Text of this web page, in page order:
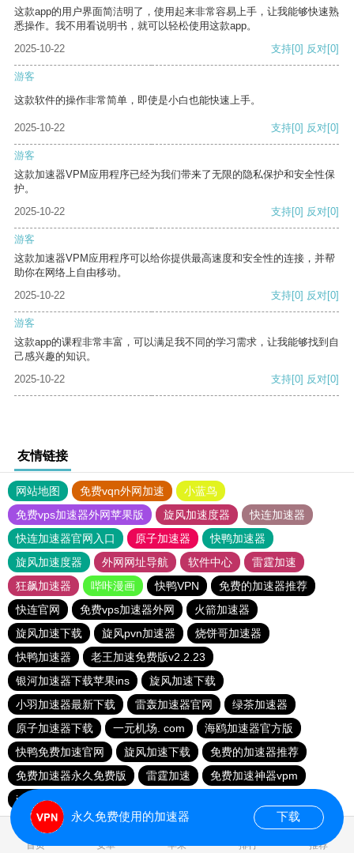
这款app的用户界面简洁明了，使用起来非常容易上手，让我能够快速熟
悉操作。我不用看说明书，就可以轻松使用这款app。
2025-10-22
支持[0] 反对[0]
游客
这款软件的操作非常简单，即使是小白也能快速上手。
2025-10-22 支持[0] 反对[0]
游客
这款加速器VPM应用程序已经为我们带来了无限的隐私保护和安全性保
护。
2025-10-22
支持[0] 反对[0]
游客
这款加速器VPM应用程序可以给你提供最高速度和安全性的连接，并帮
助你在网络上自由移动。
2025-10-22
支持[0] 反对[0]
游客
这款app的课程非常丰富，可以满足我不同的学习需求，让我能够找到自
己感兴趣的知识。
2025-10-22
支持[0] 反对[0]
友情链接
网站地图 免费vqn外网加速
小蓝鸟
免费vps加速器外网苹果版
旋风加速度器
快连加速器
快连加速器官网入口
原子加速器
快鸭加速器
旋风加速度器
外网网址导航 软件中心
雷霆加速
狂飙加速器
哔咔漫画 快鸭VPN
免费的加速器推荐
快连官网
免费vps加速器外网
火箭加速器
旋风加速下载
旋风pvn加速器
烧饼哥加速器
快鸭加速器
老王加速免费版v2.2.23
银河加速器下载苹果ins
旋风加速下载
小羽加速器最新下载
雷轰加速器官网
绿茶加速器
原子加速器下载
一元机场. com
海鸥加速器官方版
快鸭免费加速官网
旋风加速下载
免费的加速器推荐
免费加速器永久免费版
雷霆加速
免费加速神器vpm
instagram加速器
首页 安卓 苹果 排行 推荐
永久免费使用的加速器 下载
0.022621s